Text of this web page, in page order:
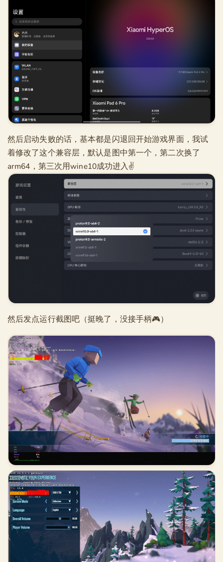
然后启动失败的话，基本都是闪退回开始游戏界面，我试
着修改了这个兼容层，默认是图中第一个，第二次换了
arm64，第三次用wine10成功进入✌️
然后发点运行截图吧（挺晚了，没接手柄🎮）